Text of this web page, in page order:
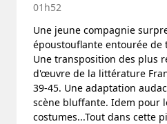
01h52
Une jeune compagnie
époustouflante entourée
Une transposition des plus
d'œuvre de la littérature
39-45. Une adaptation
scène bluffante. Idem pour
costumes...Tout dans cette